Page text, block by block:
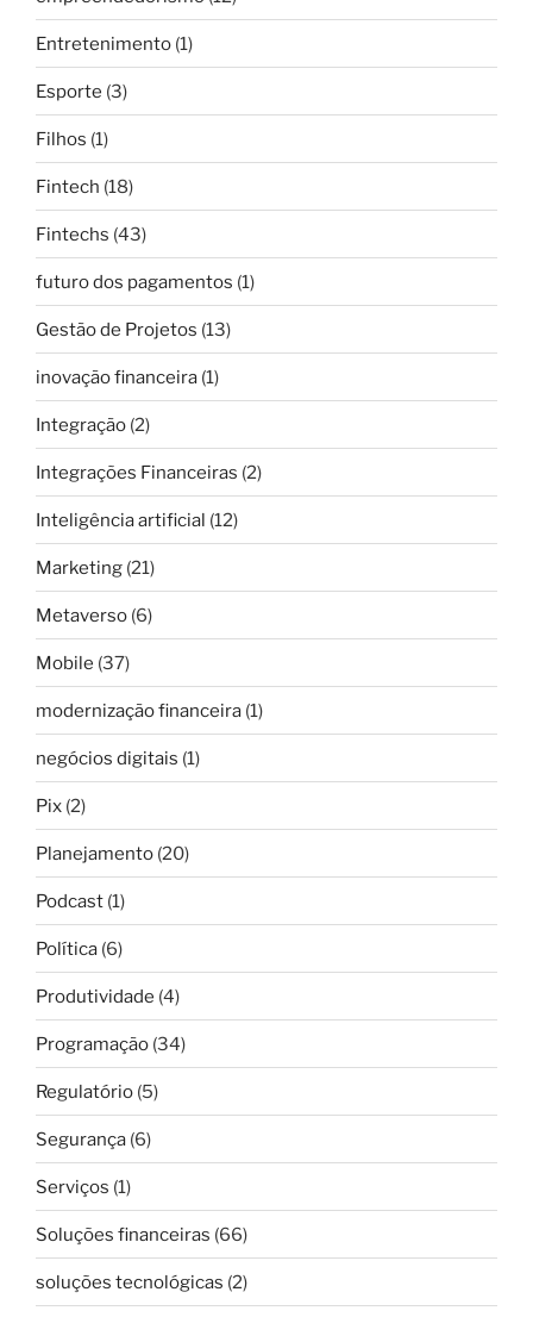
Entretenimento (1)
Esporte (3)
Filhos (1)
Fintech (18)
Fintechs (43)
futuro dos pagamentos (1)
Gestão de Projetos (13)
inovação financeira (1)
Integração (2)
Integrações Financeiras (2)
Inteligência artificial (12)
Marketing (21)
Metaverso (6)
Mobile (37)
modernização financeira (1)
negócios digitais (1)
Pix (2)
Planejamento (20)
Podcast (1)
Política (6)
Produtividade (4)
Programação (34)
Regulatório (5)
Segurança (6)
Serviços (1)
Soluções financeiras (66)
soluções tecnológicas (2)